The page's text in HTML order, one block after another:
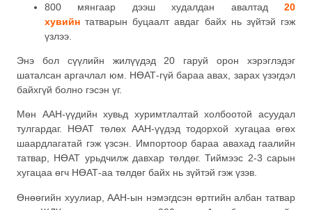
800 мянгаар дээш худалдан авалтад 20
хувийнтатварын буцаалт авдаг байх нь зүйтэй гэж
үзлээ.
Энэ бол сүүлийн жилүүдэд 20 гаруй орон хэрэглэдэг
шаталсан аргачлал юм. НӨАТ-гүй бараа авах, зарах үзэгдэл
байхгүй болно гэсэн үг.
Мөн ААН-үүдийн хувьд хуримтлалтай холбоотой асуудал
тулгардаг. НӨАТ төлөх ААН-үүдэд тодорхой хугацаа өгөх
шаардлагатай гэж үзсэн. Импортоор бараа авахад гаалийн
татвар, НӨАТ урьдчилж давхар төлдөг. Тиймээс 2-3 сарын
хугацаа өгч НӨАТ-аа төлдөг байх нь зүйтэй гэж үзэв.
Өнөөгийн хуулиар, ААН-ын нэмэгдсэн өртгийн албан татвар